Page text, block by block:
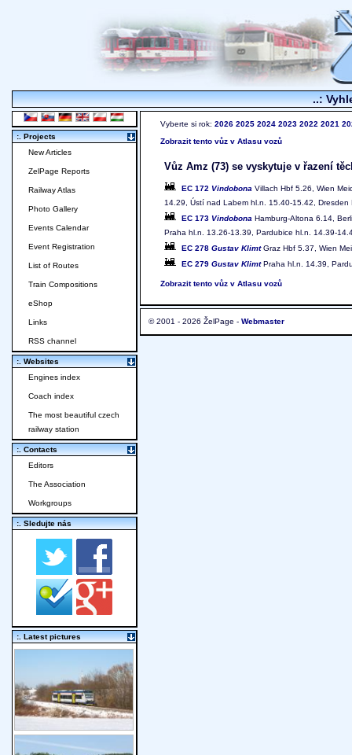
..:
Vyberte si rok: 2026 2025 2024 2023 2022 2021
Zobrazit tento vůz v Atlasu vozů
Vůz Amz (73) se vyskytuje v řazení
EC 172 Vindobona Villach Hbf 5.26, Wien
14.29, Ústí nad Labem hl.n. 15.40-15.42,
EC 173 Vindobona Hamburg-Altona 6.14,
Praha hl.n. 13.26-13.39, Pardubice hl.n. 14.39-
EC 278 Gustav KlimtGraz Hbf 5.37, Wien
EC 279 Gustav KlimtPraha hl.n. 14.39,
Zobrazit tento vůz v Atlasu vozů
© 2001 - 2026 ŽelPage - Webmaster
:. Projects
New Articles
ZelPage Reports
Railway Atlas
Photo Gallery
Events Calendar
Event Registration
List of Routes
Train Compositions
eShop
Links
RSS channel
:. Websites
Engines index
Coach index
The most beautiful czech
railway station
:. Contacts
Editors
The Association
Workgroups
:. Sledujte nás
:. Latest pictures